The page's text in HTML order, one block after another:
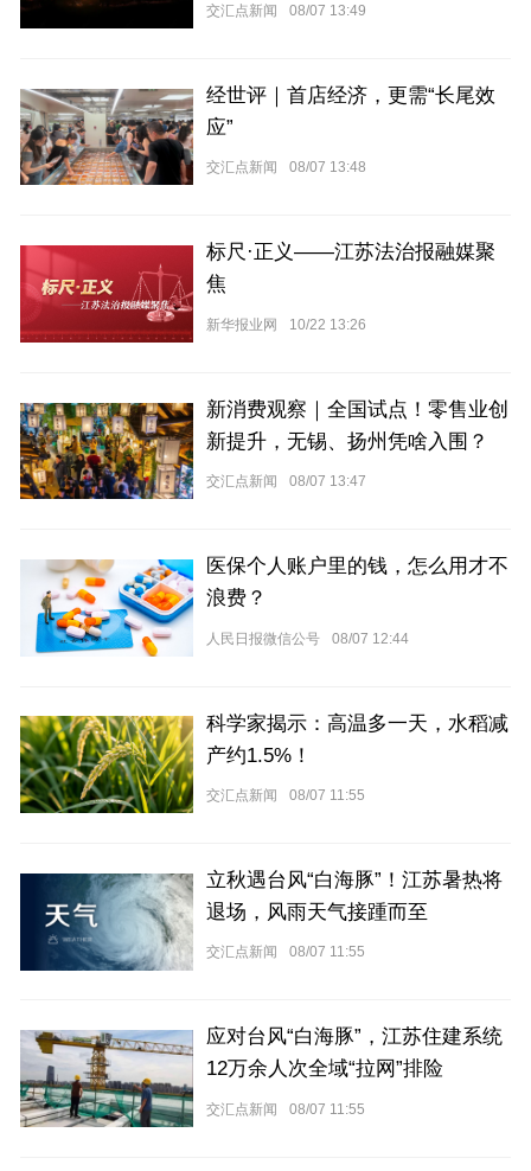
交汇点新闻 08/07 13:49
经世评｜首店经济，更需“长尾效
应”
交汇点新闻 08/07 13:48
标尺·正义——江苏法治报融媒聚
焦
新华报业网 10/22 13:26
新消费观察｜全国试点！零售业创
新提升，无锡、扬州凭啥入围？
交汇点新闻 08/07 13:47
医保个人账户里的钱，怎么用才不
浪费？
人民日报微信公号 08/07 12:44
科学家揭示：高温多一天，水稻减
产约1.5%！
交汇点新闻 08/07 11:55
立秋遇台风“白海豚”！江苏暑热将
退场，风雨天气接踵而至
交汇点新闻 08/07 11:55
应对台风“白海豚”，江苏住建系统
12万余人次全域“拉网”排险
交汇点新闻 08/07 11:55